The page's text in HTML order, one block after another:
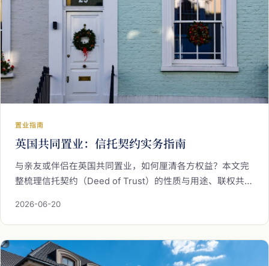
置业指南
英国共同置业：信托契约实务指南
与亲友或伴侣在英国共同置业，如何厘清各方权益？本文完
整梳理信托契约（Deed of Trust）的性质与用途、联权共有
正式签约前建立清晰认识。
2026-06-20